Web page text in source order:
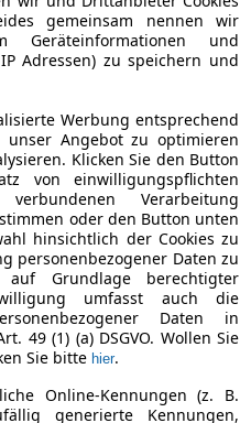
gemeinsam nennen wir
Geräteinformationen und
Adressen) zu speichern und
Werbung entsprechend
unser Angebot zu optimieren
Klicken Sie den Button
von einwilligungspflichten
Verarbeitung
oder den Button unten
hinsichtlich der Cookies zu
personenbezogener Daten zu
auf Grundlage berechtigter
umfasst auch die
Daten in
49 (1) (a) DSGVO. Wollen Sie
Sie bitte hier.
Online-Kennungen (z. B.
generierte Kennungen,